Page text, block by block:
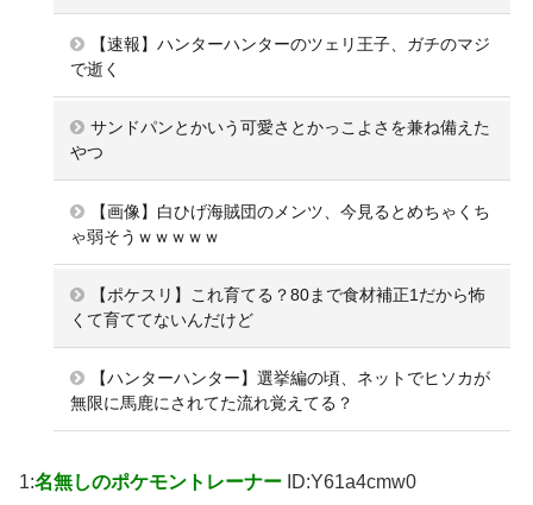
【速報】ハンターハンターのツェリ王子、ガチのマジ
で逝く
サンドパンとかいう可愛さとかっこよさを兼ね備えた
やつ
【画像】白ひげ海賊団のメンツ、今見るとめちゃくち
ゃ弱そうｗｗｗｗｗ
【ポケスリ】これ育てる？80まで食材補正1だから怖
くて育ててないんだけど
【ハンターハンター】選挙編の頃、ネットでヒソカが
無限に馬鹿にされてた流れ覚えてる？
1:名無しのポケモントレーナー ID:Y61a4cmw0